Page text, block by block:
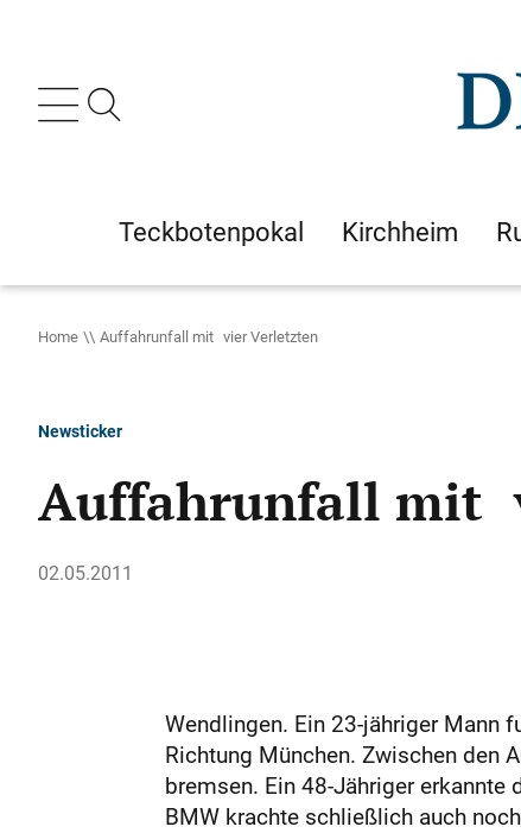
Teckbotenpokal Kirchheim
Home Auffahrunfall mit vier Verletzten
Newsticker
Auffahrunfall mit
02.05.2011
Wendlingen. Ein 23-jähriger Mann
Richtung München. Zwischen den
bremsen. Ein 48-Jähriger
BMW krachte schließlich auch